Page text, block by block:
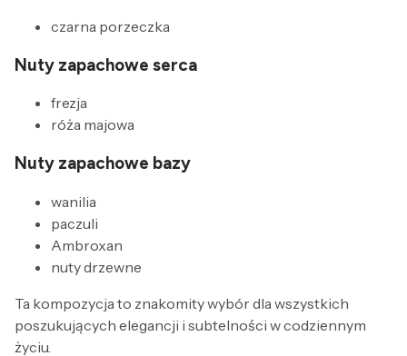
czarna porzeczka
Nuty zapachowe serca
frezja
róża majowa
Nuty zapachowe bazy
wanilia
paczuli
Ambroxan
nuty drzewne
Ta kompozycja to znakomity wybór dla wszystkich
poszukujących elegancji i subtelności w codziennym
życiu.